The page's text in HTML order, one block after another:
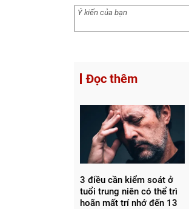
Đọc thêm
3 điều cần kiểm soát ở
tuổi trung niên có thể trì
hoãn mất trí nhớ đến 13